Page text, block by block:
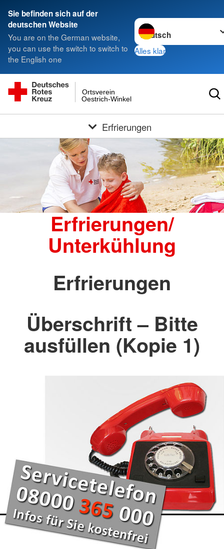
Sie befinden sich auf der
deutschen Website
You are on the German website,
you can use the switch to switch to
the English one
Sprache wechseln zu
Alles klar
Oestrich-Winkel
Ortsverein
Erfrierungen
Erfrierungen/
Unterkühlung
Erfrierungen
Überschrift – Bitte
ausfüllen (Kopie 1)